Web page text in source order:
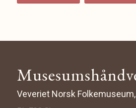
Veveriet Norsk Folkemuseum,